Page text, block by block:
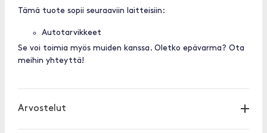
Tämä tuote sopii seuraaviin laitteisiin:
Autotarvikkeet
Se voi toimia myös muiden kanssa. Oletko epävarma? Ota
meihin yhteyttä!
Arvostelut